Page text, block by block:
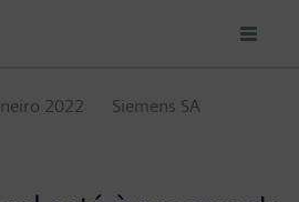
2022
Siemens SA